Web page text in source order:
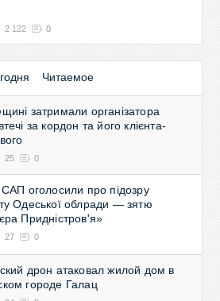
2 122 0
Читаемое
затримали організатора
за кордон та його клієнта-
25 0
оголосили про підозру
Одеської облради — зятю
Придністров'я»
27 0
дрон атаковал жилой дом в
городе Галац